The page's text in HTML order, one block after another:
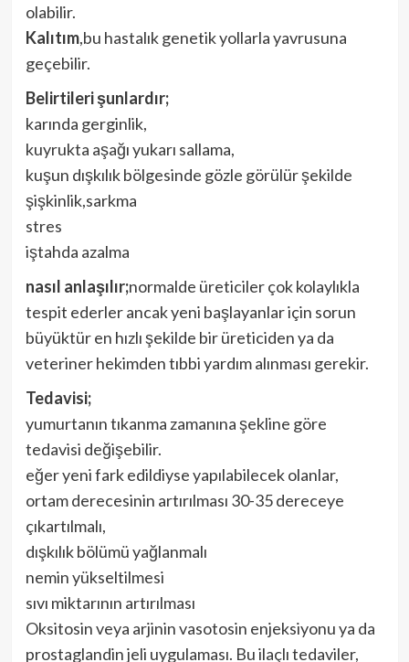
olabilir.
Kalıtım,bu hastalık genetik yollarla yavrusuna
geçebilir.
Belirtileri şunlardır;
karında gerginlik,
kuyrukta aşağı yukarı sallama,
kuşun dışkılık bölgesinde gözle görülür şekilde
şişkinlik,sarkma
stres
iştahda azalma
nasıl anlaşılır;normalde üreticiler çok kolaylıkla
tespit ederler ancak yeni başlayanlar için sorun
büyüktür en hızlı şekilde bir üreticiden ya da
veteriner hekimden tıbbi yardım alınması gerekir.
Tedavisi;
yumurtanın tıkanma zamanına şekline göre
tedavisi değişebilir.
eğer yeni fark edildiyse yapılabilecek olanlar,
ortam derecesinin artırılması 30-35 dereceye
çıkartılmalı,
dışkılık bölümü yağlanmalı
nemin yükseltilmesi
sıvı miktarının artırılması
Oksitosin veya arjinin vasotosin enjeksiyonu ya da
prostaglandin jeli uygulaması. Bu ilaçlı tedaviler,